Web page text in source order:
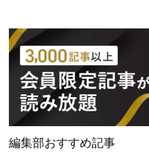
編集部おすすめ記事